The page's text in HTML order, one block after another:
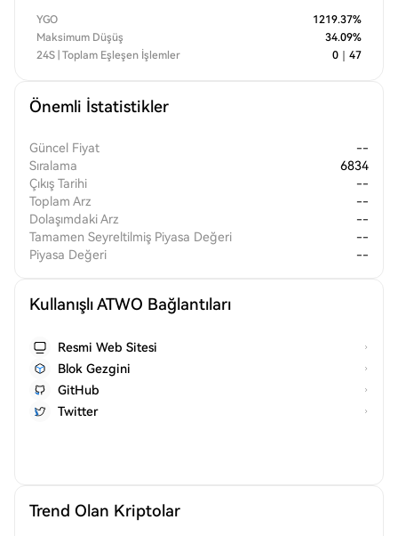
YGO 1219.37%
Maksimum Düşüş
34.09%
24S | Toplam Eşleşen İşlemler
0 47
Önemli İstatistikler
Güncel Fiyat
--
Sıralama
6834
Çıkış Tarihi
--
Toplam Arz
--
Dolaşımdaki Arz
--
Tamamen Seyreltilmiş Piyasa Değeri
--
Piyasa Değeri
--
Kullanışlı ATWO Bağlantıları
Resmi Web Sitesi
Blok Gezgini
GitHub
Twitter
Trend Olan Kriptolar